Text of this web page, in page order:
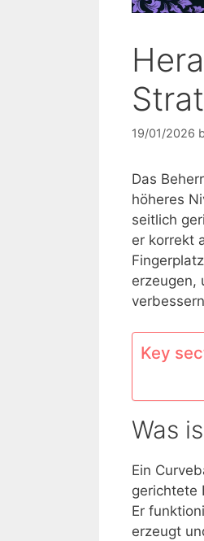
19/01/2026
Das
höheres
seitlich
er korrekt
erzeugen,
Key
Was
Ein
gerichtete
Er
erzeugt